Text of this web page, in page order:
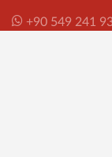
+90 549 241